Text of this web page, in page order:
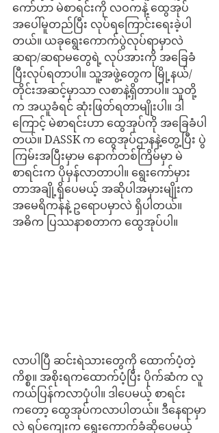
ကော်ဟာ မဲစာရင်းကို လဝကနဲ့ ထွေအုပ်
အပေါ်မူတည်ပြီး လုပ်ရကြောင်းရေးခဲ့ပါ
တယ်။ ယခုရွေးကောက်ပွဲလုပ်ရာမှာလဲ
ဆရာ/ဆရာမတွေရဲ့ လုပ်အားကို အခြေခံ
ပြီးလုပ်ရတာပါ။ သူ့အဖွဲ့တွေက မြို့နယ်/
တိုင်းအဆင့်မှာသာ လစာနဲ့ရှိတာပါ။ သူတို့
က အယူခံရင် ဆုံးဖြတ်ရတာမျိုးပါ။ ဒါ
ကြောင့် မဲစာရင်းဟာ ထွေအုပ်ကို အခြေခံပါ
တယ်။ DASSK က ထွေအုပ်ဌာနနဲ့တွေ့ပြီး ပွဲ
ကြမ်းအပြီးမှာမ နောက်တစ်ကြိမ်မှာ မဲ
စာရင်းက ပိုမှန်လာတာပါ။ ရွေးကော်မှား
တာအချို့ရှိပေမယ့် အဆိုပါအမှားမျိုးက
အမေရိကန်နဲ့ ဥရောပမှာလဲ ရှိပါတယ်။
အဓိက ပြဿနာစတာက ထွေအုပ်ပါ။
လာပါပြီ ဆင်းရဲသားတွေကို ထောက်ပံ့တဲ့
ကိစ္စ။ အစိုးရကထောက်ပံ့ပြီး ပိုက်ဆံက လူ
ကယ်ပြန်ကလာပုံပါ။ ဒါပေမယ့် စာရင်း
ကတော့ ထွေအုပ်ကလာပါတယ်။ ဒီနေရာမှာ
လဲ ရပ်ကျေးက ရွေးကောက်ခံဆိုပေမယ့်